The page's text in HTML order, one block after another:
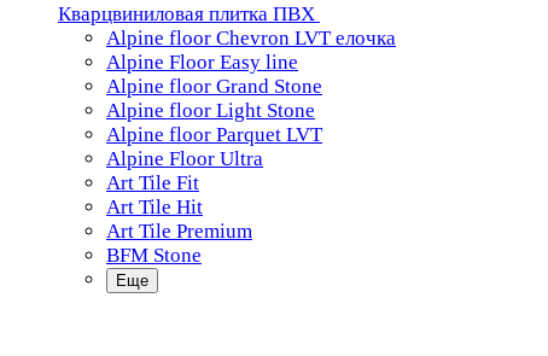
Кварцвиниловая плитка ПВХ
Alpine floor Chevron LVT елочка
Alpine Floor Easy line
Alpine floor Grand Stone
Alpine floor Light Stone
Alpine floor Parquet LVT
Alpine Floor Ultra
Art Tile Fit
Art Tile Hit
Art Tile Premium
BFM Stone
Еще